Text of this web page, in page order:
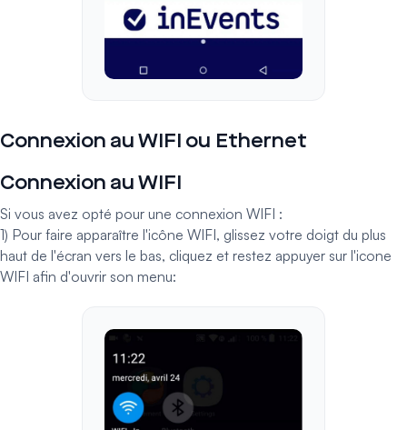
Connexion au WIFI ou Ethernet
Connexion au WIFI
Si vous avez opté pour une connexion WIFI :
1) Pour faire apparaître l'icône WIFI, glissez votre doigt du plus
haut de l'écran vers le bas, cliquez et restez appuyer sur l'icone
WIFI afin d'ouvrir son menu: